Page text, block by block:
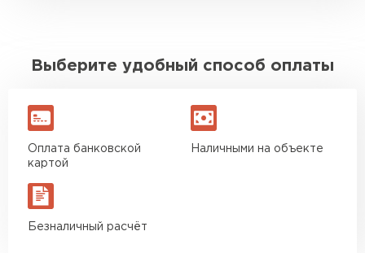
Выберите удобный способ оплаты
Оплата банковской
картой
Наличными на объекте
Безналичный расчёт